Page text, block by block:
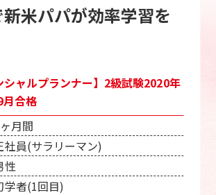
新米パパが効率学習を
シャルプランナー】2級試験2020年
合格
月間
社員(サラリーマン)
性
学者(1回目)